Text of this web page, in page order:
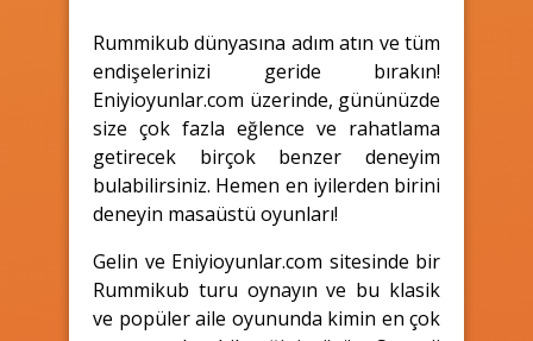
Rummikub dünyasına adım atın ve tüm
endişelerinizi geride bırakın!
Eniyioyunlar.com üzerinde, gününüzde
size çok fazla eğlence ve rahatlama
getirecek birçok benzer deneyim
bulabilirsiniz. Hemen en iyilerden birini
deneyin masaüstü oyunları!
Gelin ve Eniyioyunlar.com sitesinde bir
Rummikub turu oynayın ve bu klasik
ve popüler aile oyununda kimin en çok